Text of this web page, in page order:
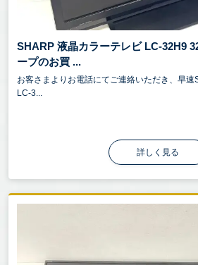
SHARP 液晶カラーテレビ LC-32H9
ープのお買 ...
お客さまよりお電話にてご連絡いただき、早
LC-3...
詳しく見る